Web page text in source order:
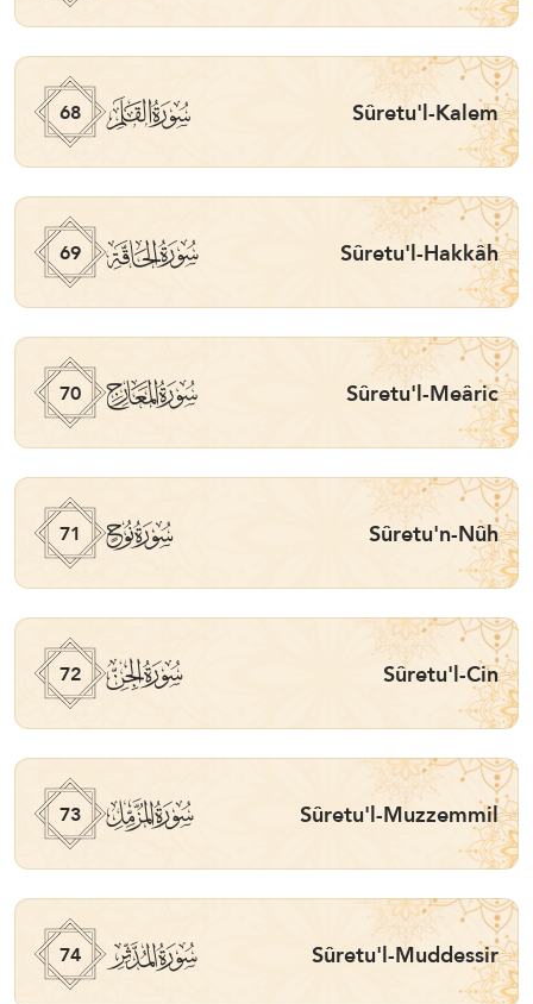
68 ﯱ Sûretu'l-Kalem
69 ﯲ Sûretu'l-Hakkâh
70 ﯳ Sûretu'l-Meâric
71 ﯴ Sûretu'n-Nûh
72 ﯵ Sûretu'l-Cin
73 ﯶ Sûretu'l-Muzzemmil
74 ﯷ Sûretu'l-Muddessir